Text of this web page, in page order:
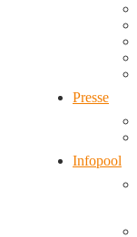
Presse
Infopool